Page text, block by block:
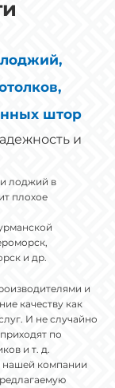
лоджий,
штор
и
лоджий в
плохое
и др.
и
качеству как
И не случайно
по
и т. д.
компании